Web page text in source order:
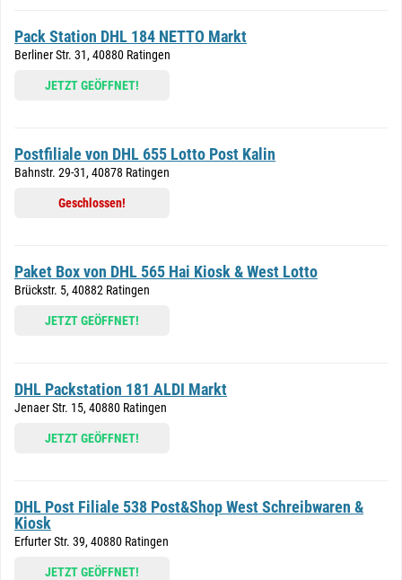
Pack Station DHL 184 NETTO Markt
Berliner Str. 31, 40880 Ratingen
JETZT GEÖFFNET!
Postfiliale von DHL 655 Lotto Post Kalin
Bahnstr. 29-31, 40878 Ratingen
Geschlossen!
Paket Box von DHL 565 Hai Kiosk & West Lotto
Brückstr. 5, 40882 Ratingen
JETZT GEÖFFNET!
DHL Packstation 181 ALDI Markt
Jenaer Str. 15, 40880 Ratingen
JETZT GEÖFFNET!
DHL Post Filiale 538 Post&Shop West Schreibwaren &
Kiosk
Erfurter Str. 39, 40880 Ratingen
JETZT GEÖFFNET!